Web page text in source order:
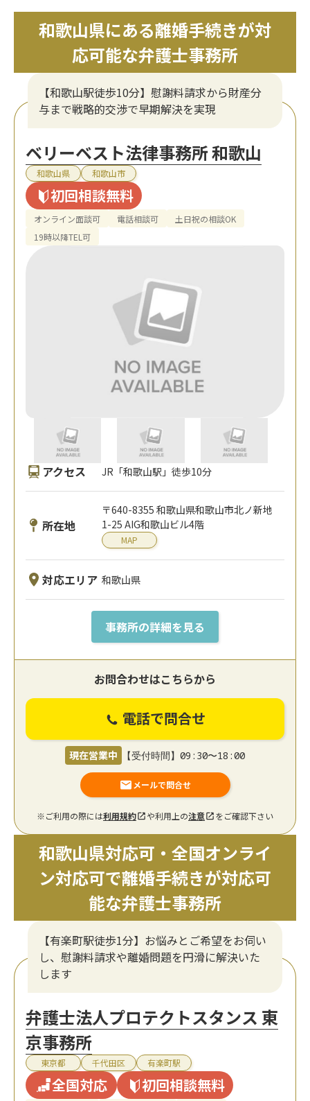
和歌山県にある離婚手続きが対
応可能な弁護士事務所
【和歌山駅徒歩10分】慰謝料請求から財産分
与まで戦略的交渉で早期解決を実現
ベリーベスト法律事務所 和歌山
和歌山県 和歌山市
初回相談無料
オンライン面談可 電話相談可
土日祝の相談OK
19時以降TEL可
アクセス JR「和歌山駅」徒歩10分
所在地
〒640-8355 和歌山県和歌山市北ノ新地
1-25 AIG和歌山ビル4階
MAP
対応エリア 和歌山県
事務所の詳細を見る
お問合わせはこちらから
電話で問合せ
現在営業中 【受付時間】09:30〜18:00
メールで問合せ
※ご利用の際には利用規約 や利用上の注意 をご確認下さい
和歌山県対応可・全国オンライ
ン対応可で離婚手続きが対応可
能な弁護士事務所
【有楽町駅徒歩1分】お悩みとご希望をお伺い
し、慰謝料請求や離婚問題を円滑に解決いた
します
弁護士法人プロテクトスタンス 東
京事務所
東京都 千代田区 有楽町駅
全国対応 初回相談無料